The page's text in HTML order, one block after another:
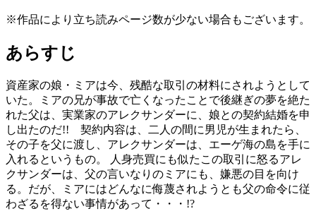
※作品により立ち読みページ数が少ない場合もございます。
あらすじ
資産家の娘・ミアは今、残酷な取引の材料にされようとして
いた。ミアの兄が事故で亡くなったことで後継ぎの夢を絶た
れた父は、実業家のアレクサンダーに、娘との契約結婚を申
し出たのだ!! 契約内容は、二人の間に男児が生まれたら、
その子を父に渡し、アレクサンダーは、エーゲ海の島を手に
入れるというもの。 人身売買にも似たこの取引に怒るアレ
クサンダーは、父の言いなりのミアにも、嫌悪の目を向け
る。だが、ミアにはどんなに侮蔑されようとも父の命令に従
わざるを得ない事情があって・・・!?